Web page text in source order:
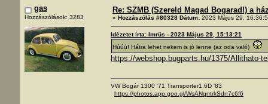
gas
Hozzászólások: 3283
Re: SZMB (Szereld Magad Bogarad!) a
« Hozzászólás #80328 Dátum: 2023 Május 29,
Idézetet írta: Imrüs - 2023 Május 29, 15:13:21
Húúú! Hátra lehet nekem is jó lenne (az oda való)
https://webshop.bugparts.hu/1375/Allithato-
VW Bogár 1300 '71,Transporter1.6D '83
https://photos.app.goo.gl/WsANqntrkSdn7c6f6